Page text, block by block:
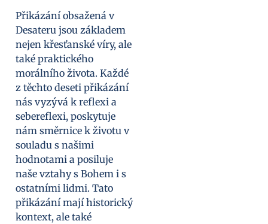
Přikázání obsažená v
Desateru jsou základem
nejen křesťanské víry, ale
také praktického
morálního života. Každé
z těchto deseti přikázání
nás vyzývá k reflexi a
sebereflexi, poskytuje
nám směrnice k životu v
souladu s našimi
hodnotami a posiluje
naše vztahy s Bohem i s
ostatními lidmi. Tato
přikázání mají historický
kontext, ale také